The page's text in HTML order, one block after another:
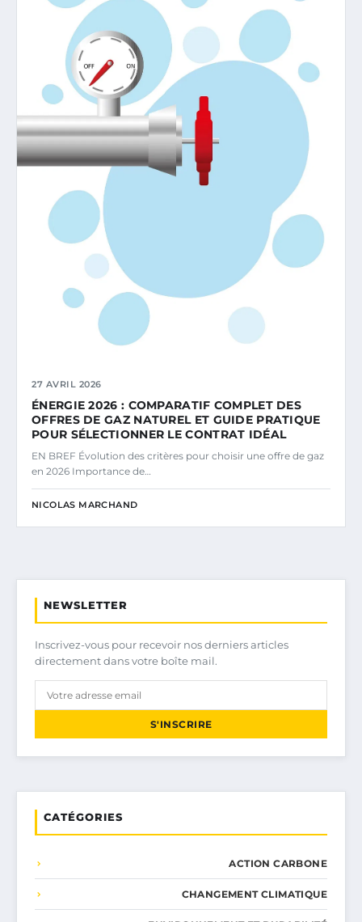
27 AVRIL 2026
ÉNERGIE 2026 : COMPARATIF COMPLET DES
OFFRES DE GAZ NATUREL ET GUIDE PRATIQUE
POUR SÉLECTIONNER LE CONTRAT IDÉAL
EN BREF Évolution des critères pour choisir une offre de gaz
en 2026 Importance de…
NICOLAS MARCHAND
NEWSLETTER
Inscrivez-vous pour recevoir nos derniers articles
directement dans votre boîte mail.
S'INSCRIRE
CATÉGORIES
ACTION CARBONE
CHANGEMENT CLIMATIQUE